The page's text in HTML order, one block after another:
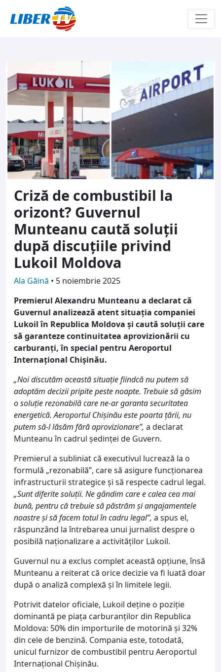
Criză de combustibil la
orizont? Guvernul
Munteanu caută soluții
după discuțiile privind
Lukoil Moldova
Ala Găină • 5 noiembrie 2025
Premierul Alexandru Munteanu a declarat că
Guvernul analizează atent situația companiei
Lukoil în Republica Moldova și caută soluții care
să garanteze continuitatea aprovizionării cu
carburanți, în special pentru Aeroportul
Internațional Chișinău.
„Noi discutăm această situație fiindcă nu putem să
adoptăm decizii pripite peste noapte. Trebuie să găsim
o soluție rezonabilă care ne-ar garanta securitatea
energetică. Aeroportul Chișinău este poarta țării, nu
putem să-l lăsăm fără aprovizionare”, a declarat
Munteanu în cadrul ședinței de Guvern.
Premierul a subliniat că executivul lucrează la o
formulă „rezonabilă”, care să asigure funcționarea
infrastructurii strategice și să respecte cadrul legal.
„Sunt diferite soluții. Ne gândim care e calea cea mai
bună, pentru că trebuie să păstrăm și angajamentele
noastre și să facem totul în cadru legal”, a spus el,
răspunzând la întrebarea unui jurnalist despre o
posibilă naționalizare a activităților Lukoil.
Guvernul nu a exclus complet această opțiune, însă
Munteanu a reiterat că orice decizie va fi luată doar
după o analiză complexă și în limitele legii.
Potrivit datelor oficiale, Lukoil deține o poziție
dominantă pe piața carburanților din Republica
Moldova: 50% din importurile de motorină și 32%
din cele de benzină. Compania este, totodată,
unicul furnizor de combustibil pentru Aeroportul
Internațional Chișinău.